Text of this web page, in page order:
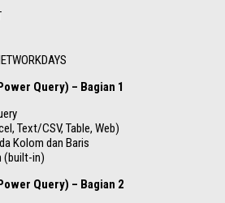
Query) – Bagian 1
Text/CSV, Table, Web)
Kolom dan Baris
(built-in)
Query) – Bagian 2